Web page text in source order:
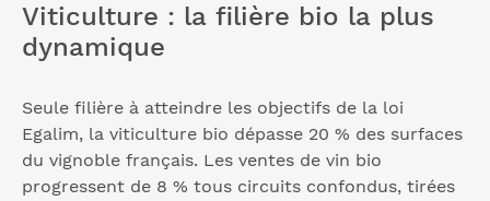
Viticulture : la filière bio la plus
dynamique
Seule filière à atteindre les objectifs de la loi
Egalim, la viticulture bio dépasse 20 % des surfaces
du vignoble français. Les ventes de vin bio
progressent de 8 % tous circuits confondus, tirées